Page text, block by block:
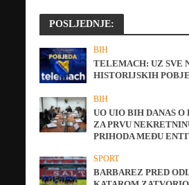
POSLJEDNJE:
BIH
TELEMACH: UZ SVE
HISTORIJSKIH
BIH
UO UIO BIH DANAS O
ZA PRVU
PRIHODA MEĐU
SPORT
BARBAREZ PRED